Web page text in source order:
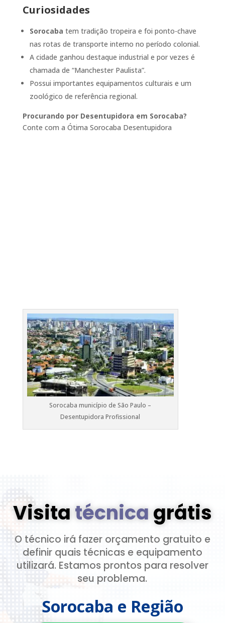
Curiosidades
Sorocaba tem tradição tropeira e foi ponto-chave
nas rotas de transporte interno no período colonial.
A cidade ganhou destaque industrial e por vezes é
chamada de “Manchester Paulista”.
Possui importantes equipamentos culturais e um
zoológico de referência regional.
Procurando por Desentupidora em Sorocaba?
Conte com a Ótima Sorocaba Desentupidora
Sorocaba município de São Paulo –
Desentupidora Profissional
Visitatécnicagrátis
O técnico irá fazer orçamento gratuito e
definir quais técnicas e equipamento
utilizará. Estamos prontos para resolver
seu problema.
Sorocaba e Região